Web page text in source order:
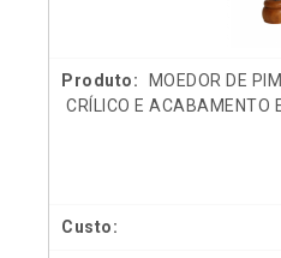
MOEDOR DE
CRÍLICO E ACABAMENTO